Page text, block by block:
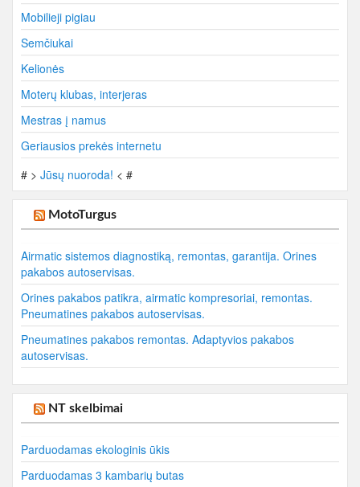
Mobilieji pigiau
Semčiukai
Kelionės
Moterų klubas, interjeras
Mestras į namus
Geriausios prekės internetu
# > Jūsų nuoroda! < #
MotoTurgus
Airmatic sistemos diagnostiką, remontas, garantija. Orines
pakabos autoservisas.
Orines pakabos patikra, airmatic kompresoriai, remontas.
Pneumatines pakabos autoservisas.
Pneumatines pakabos remontas. Adaptyvios pakabos
autoservisas.
NT skelbimai
Parduodamas ekologinis ūkis
Parduodamas 3 kambarių butas